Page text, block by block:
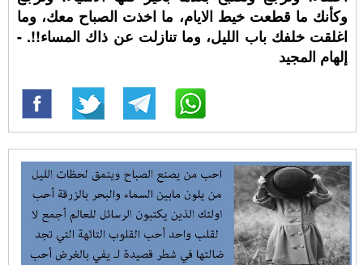
وكأنك ما قطعت خيط الايام، ما اخذت الصباح معك، وما
اغلقت خلفك باب الليل، وما تنازلت عن ذاك المساء!!. -
إلهام المجيد